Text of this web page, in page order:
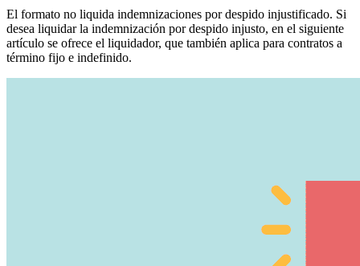
El formato no liquida indemnizaciones por despido injustificado. Si
desea liquidar la indemnización por despido injusto, en el siguiente
artículo se ofrece el liquidador, que también aplica para contratos a
término fijo e indefinido.